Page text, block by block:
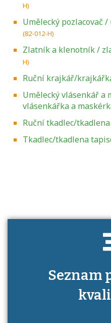
H)
Umělecký pozlacovač
(82-012-H)
Zlatník a klenotník /
H)
Ruční krajkář/
Umělecký vlásenkář a
vlásenkářka a
Ruční tkadlec/tkadlena
Tkadlec/tkadlena
Seznam
Projděte si seznam